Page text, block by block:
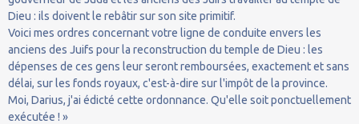
Dieu : ils doivent le rebâtir sur son site primitif.
Voici mes ordres concernant votre ligne de conduite envers les
anciens des Juifs pour la reconstruction du temple de Dieu : les
dépenses de ces gens leur seront remboursées, exactement et sans
délai, sur les fonds royaux, c'est-à-dire sur l'impôt de la province.
Moi, Darius, j'ai édicté cette ordonnance. Qu'elle soit ponctuellement
exécutée ! »